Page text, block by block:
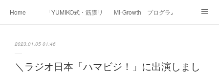
Home 「YUMIKO式・筋膜リフト美顔」Mi-Growth プログラム
2023.01.05 01:46
＼ラジオ日本「ハマビジ！」に出演しまし